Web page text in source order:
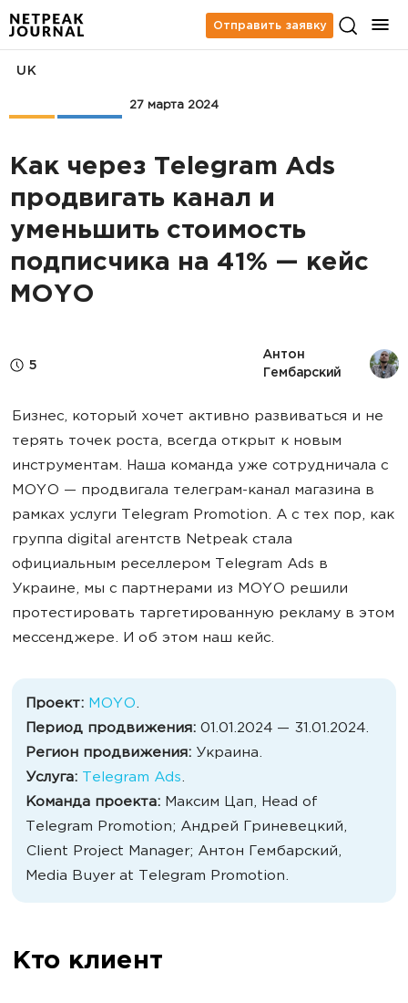
Отправить заявку
27 марта 2024
UK
Как через Telegram Ads
продвигать канал и
уменьшить стоимость
подписчика на 41% — кейс
MOYO
5
Антон
Гембарский
Бизнес, который хочет активно развиваться и не
терять точек роста, всегда открыт к новым
инструментам. Наша команда уже сотрудничала с
MOYO — продвигала телеграм-канал магазина в
рамках услуги Telegram Promotion. А с тех пор, как
группа digital агентств Netpeak стала
официальным реселлером Telegram Ads в
Украине, мы с партнерами из MOYO решили
протестировать таргетированную рекламу в этом
мессенджере. И об этом наш кейс.
Проект: MOYO.
Период продвижения: 01.01.2024 — 31.01.2024.
Регион продвижения: Украина.
Услуга: Telegram Ads.
Команда проекта: Максим Цап, Head of
Telegram Promotion; Андрей Гриневецкий,
Client Project Manager; Антон Гембарский,
Media Buyer at Telegram Promotion.
Кто клиент